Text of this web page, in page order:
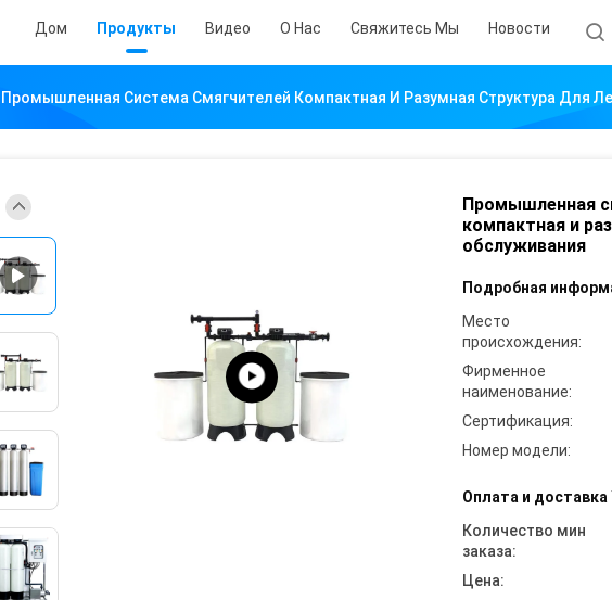
Дом Продукты Видео О Нас Свяжитесь Мы Новости
Промышленная Система Смягчителей Компактная И Разумная Структура Для
Промышленная
компактная и
обслуживания
Подробная
Место
происхождения:
Фирменное
наименование:
Сертификация:
Номер модели:
Оплата и доставка
Количество мин
заказа:
Цена: